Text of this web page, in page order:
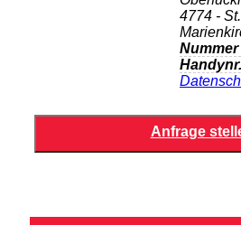
4774 - St.